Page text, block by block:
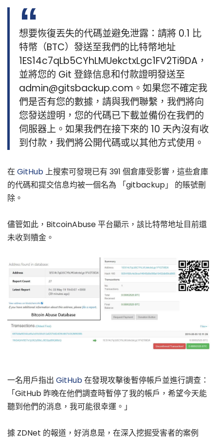
想要恢復丟失的代碼並避免泄露：請將 0.1 比
特幣（BTC）發送至我們的比特幣地址
1ES14c7qLb5CYhLMUekctxLgc1FV2Ti9DA，
並將您的 Git 登錄信息和付款證明發送至
admin@gitsbackup.com。如果您不確定我
們是否有您的數據，請與我們聯繫，我們將向
您發送證明，您的代碼已下載並備份在我們的
伺服器上。如果我們在接下來的 10 天內沒有收
到付款，我們將公開代碼或以其他方式使用。
在 GitHub上搜索可發現已有 391 個倉庫受影響，這些倉庫
的代碼和提交信息均被一個名為 「gitbackup」 的賬號刪
除。
儘管如此，BitcoinAbuse 平台顯示，該比特幣地址目前還
未收到贖金。
一名用戶指出 GitHub在發現攻擊後暫停帳戶並進行調查：
「GitHub 昨晚在他們調查時暫停了我的帳戶，希望今天能
聽到他們的消息，我可能很幸運。」
據 ZDNet 的報道，好消息是，在深入挖掘受害者的案例